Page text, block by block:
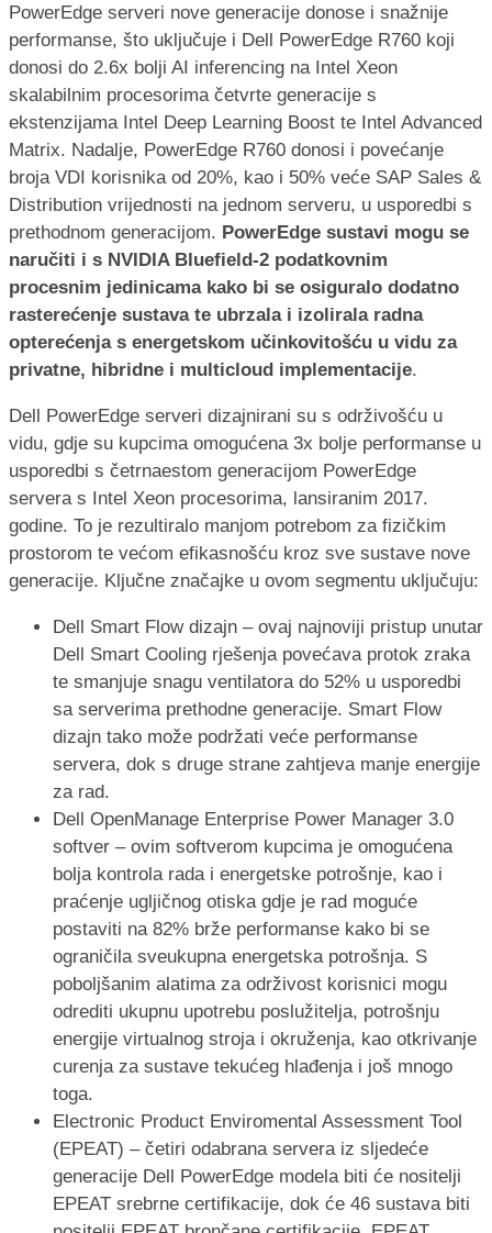
PowerEdge serveri nove generacije donose i snažnije
performanse, što uključuje i Dell PowerEdge R760 koji
donosi do 2.6x bolji AI inferencing na Intel Xeon
skalabilnim procesorima četvrte generacije s
ekstenzijama Intel Deep Learning Boost te Intel Advanced
Matrix. Nadalje, PowerEdge R760 donosi i povećanje
broja VDI korisnika od 20%, kao i 50% veće SAP Sales &
Distribution vrijednosti na jednom serveru, u usporedbi s
prethodnom generacijom. PowerEdge sustavi mogu se
naručiti i s NVIDIA Bluefield-2 podatkovnim
procesnim jedinicama kako bi se osiguralo dodatno
rasterećenje sustava te ubrzala i izolirala radna
opterećenja s energetskom učinkovitošću u vidu za
privatne, hibridne i multicloud implementacije.
Dell PowerEdge serveri dizajnirani su s održivošću u
vidu, gdje su kupcima omogućena 3x bolje performanse u
usporedbi s četrnaestom generacijom PowerEdge
servera s Intel Xeon procesorima, lansiranim 2017.
godine. To je rezultiralo manjom potrebom za fizičkim
prostorom te većom efikasnošću kroz sve sustave nove
generacije. Ključne značajke u ovom segmentu uključuju:
Dell Smart Flow dizajn – ovaj najnoviji pristup unutar
Dell Smart Cooling rješenja povećava protok zraka
te smanjuje snagu ventilatora do 52% u usporedbi
sa serverima prethodne generacije. Smart Flow
dizajn tako može podržati veće performanse
servera, dok s druge strane zahtjeva manje energije
za rad.
Dell OpenManage Enterprise Power Manager 3.0
softver – ovim softverom kupcima je omogućena
bolja kontrola rada i energetske potrošnje, kao i
praćenje ugljičnog otiska gdje je rad moguće
postaviti na 82% brže performanse kako bi se
ograničila sveukupna energetska potrošnja. S
poboljšanim alatima za održivost korisnici mogu
odrediti ukupnu upotrebu poslužitelja, potrošnju
energije virtualnog stroja i okruženja, kao otkrivanje
curenja za sustave tekućeg hlađenja i još mnogo
toga.
Electronic Product Enviromental Assessment Tool
(EPEAT) – četiri odabrana servera iz sljedeće
generacije Dell PowerEdge modela biti će nositelji
EPEAT srebrne certifikacije, dok će 46 sustava biti